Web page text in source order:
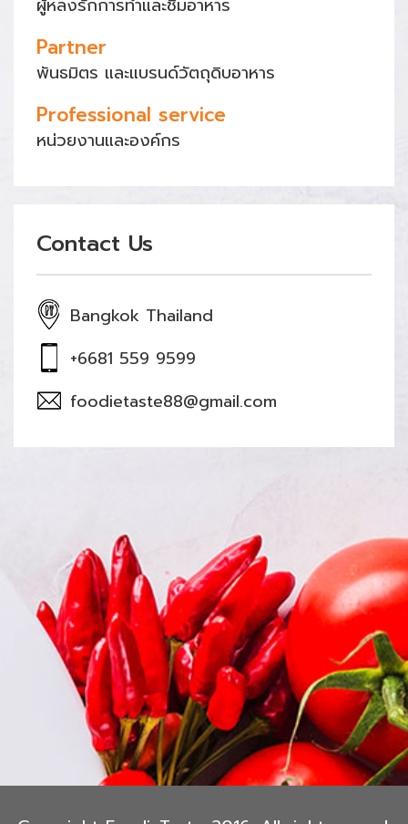
ผู้หลงรักการทำและชิมอาหาร
Partner
พันธมิตร และแบรนด์วัตถุดิบอาหาร
Professional service
หน่วยงานและองค์กร
Contact Us
Bangkok Thailand
+6681 559 9599
foodietaste88@gmail.com